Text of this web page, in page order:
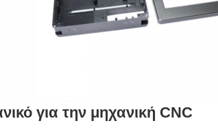
για την μηχανική CNC